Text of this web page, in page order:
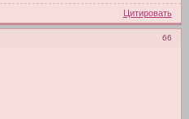
Цитировать
66